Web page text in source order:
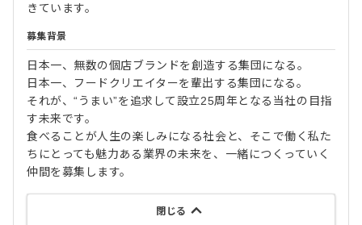
きています。
募集背景
日本一、無数の個店ブランドを創造する集団になる。
日本一、フードクリエイターを輩出する集団になる。
それが、“うまい”を追求して設立25周年となる当社の目指
す未来です。
食べることが人生の楽しみになる社会と、そこで働く私た
ちにとっても魅力ある業界の未来を、一緒につくっていく
仲間を募集します。
閉じる